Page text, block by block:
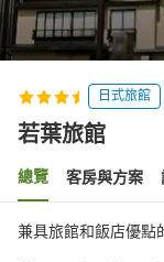
日式旅館
若葉旅館
總覽 客房與方案
兼具旅館和飯店優點